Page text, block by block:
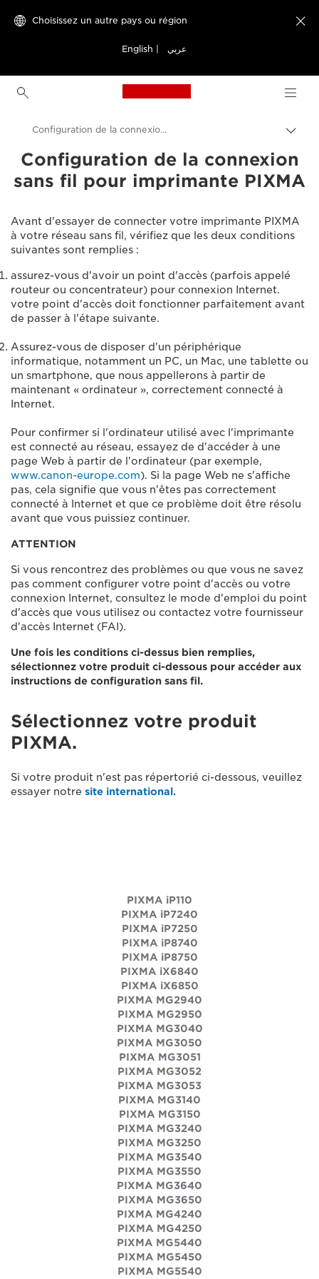
Choisissez un autre pays ou région
English عربي

Canon Logo, back to
les
fils
Canon
Assistance produits clients
Configuration de la connexion sans fil pour imprimante PIXMA
Configuration de la connexion
sans fil pour imprimante PIXMA
Avant d'essayer de connecter votre imprimante PIXMA
à votre réseau sans fil, vérifiez que les deux conditions
suivantes sont remplies :
assurez-vous d'avoir un point d'accès (parfois appelé
routeur ou concentrateur) pour connexion Internet.
votre point d'accès doit fonctionner parfaitement avant
de passer à l'étape suivante.
Assurez-vous de disposer d'un périphérique
informatique, notamment un PC, un Mac, une tablette ou
un smartphone, que nous appellerons à partir de
maintenant « ordinateur », correctement connecté à
Internet.
Pour confirmer si l'ordinateur utilisé avec l'imprimante
est connecté au réseau, essayez de d'accéder à une
page Web à partir de l'ordinateur (par exemple,
www.canon-europe.com). Si la page Web ne s'affiche
pas, cela signifie que vous n'êtes pas correctement
connecté à Internet et que ce problème doit être résolu
avant que vous puissiez continuer.
ATTENTION
Si vous rencontrez des problèmes ou que vous ne savez
pas comment configurer votre point d'accès ou votre
connexion Internet, consultez le mode d'emploi du point
d'accès que vous utilisez ou contactez votre fournisseur
d'accès Internet (FAI).
Une fois les conditions ci-dessus bien remplies,
sélectionnez votre produit ci-dessous pour accéder aux
instructions de configuration sans fil.
Sélectionnez votre produit
PIXMA.
Si votre produit n'est pas répertorié ci-dessous, veuillez
essayer notre site international.
PIXMA iP110
PIXMA iP7240
PIXMA iP7250
PIXMA iP8740
PIXMA iP8750
PIXMA iX6840
PIXMA iX6850
PIXMA MG2940
PIXMA MG2950
PIXMA MG3040
PIXMA MG3050
PIXMA MG3051
PIXMA MG3052
PIXMA MG3053
PIXMA MG3140
PIXMA MG3150
PIXMA MG3240
PIXMA MG3250
PIXMA MG3540
PIXMA MG3550
PIXMA MG3640
PIXMA MG3650
PIXMA MG4240
PIXMA MG4250
PIXMA MG5440
PIXMA MG5450
PIXMA MG5540